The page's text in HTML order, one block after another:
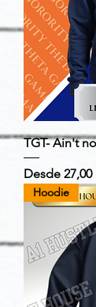
TGT- Ain't
Desde 27,00
Precio de
Hoodie